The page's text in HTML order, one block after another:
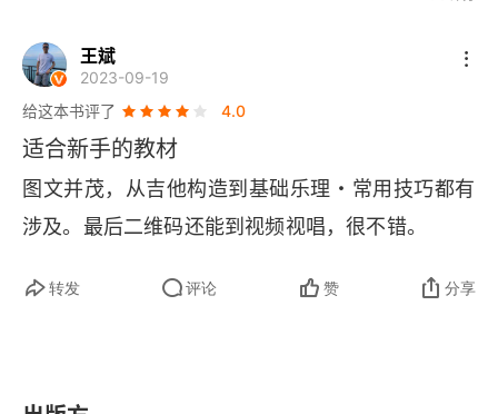
第3章 基础乐理知识
1.十二平均律
2.音名与唱名
3.变音记号
王斌
2023-09-19
给这本书评了
4.0
适合新手的教材
图文并茂，从吉他构造到基础乐理・常用技巧都有
涉及。最后二维码还能到视频视唱，很不错。
转发 评论 赞 分享